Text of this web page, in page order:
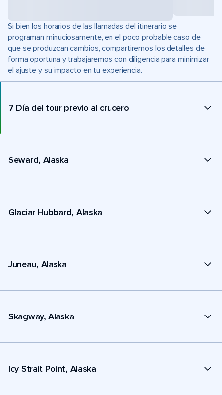
Si bien los horarios de las llamadas del itinerario se
programan minuciosamente, en el poco probable caso de
que se produzcan cambios, compartiremos los detalles de
forma oportuna y trabajaremos con diligencia para minimizar
el ajuste y su impacto en tu experiencia.
7 Día del tour previo al crucero
Seward, Alaska
Glaciar Hubbard, Alaska
Juneau, Alaska
Skagway, Alaska
Icy Strait Point, Alaska